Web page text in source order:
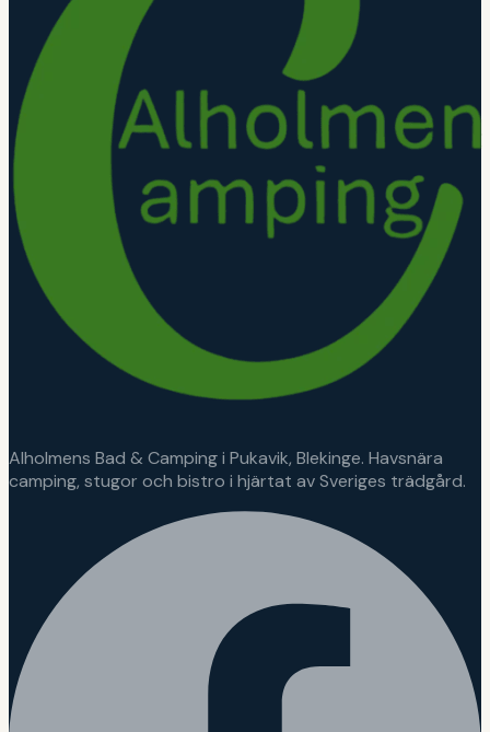
Alholmens Bad & Camping i Pukavik, Blekinge. Havsnära
camping, stugor och bistro i hjärtat av Sveriges trädgård.